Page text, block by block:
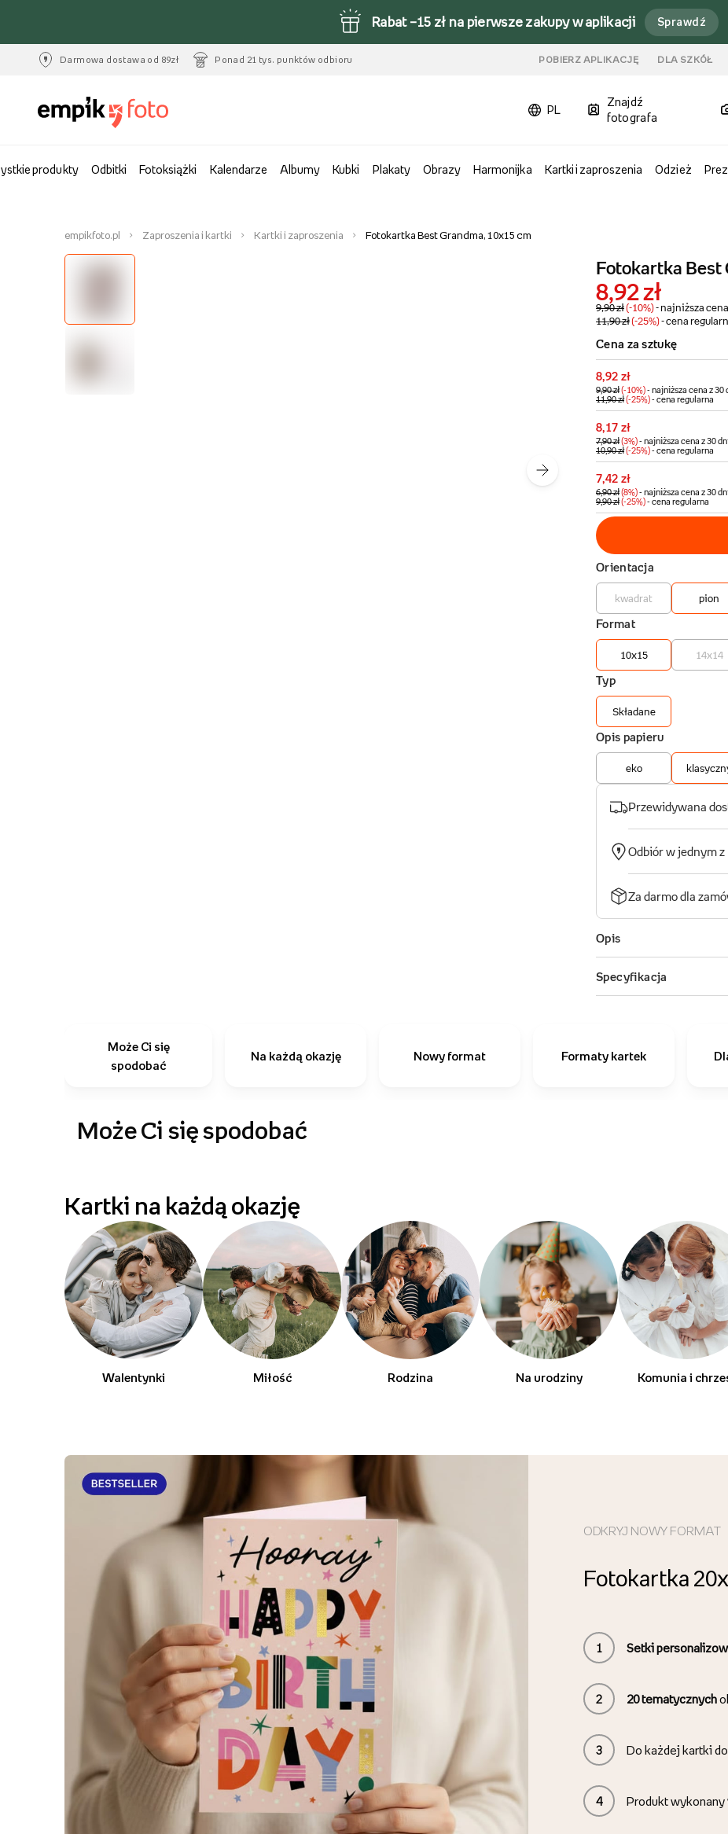
Rabat –15 zł na pierwsze zakupy w aplikacji Sprawdź
Darmowa dostawa od 89zł Ponad 21 tys. punktów odbioru POBIERZ APLIKACJĘ DLA SZKÓŁ
PL
Znajdź
fotografa
produkty Odbitki Fotoksiążki Kalendarze Albumy Kubki Plakaty Obrazy Harmonijka Kartki i zaproszenia Odzież
empikfoto.pl Zaproszenia i kartki Kartki i zaproszenia Fotokartka Best Grandma, 10x15 cm
Może Ci się
spodobać
Na każdą okazję Nowy format Formaty kartek
Może Ci się spodobać
Kartki na każdą okazję
Walentynki Miłość Rodzina Na urodziny Komunia i
ODKRYJ NOWY FORMAT
Fotokartka
1 Setki
2 20tematycznych
3 Do każdej kartki
4 Produkt wykonany